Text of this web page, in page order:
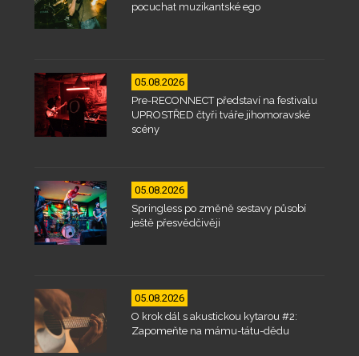
pocuchat muzikantské ego
05.08.2026
Pre-RECONNECT představí na festivalu
UPROSTŘED čtyři tváře jihomoravské
scény
05.08.2026
Springless po změně sestavy působí
ještě přesvědčivěji
05.08.2026
O krok dál s akustickou kytarou #2:
Zapomeňte na mámu-tátu-dědu